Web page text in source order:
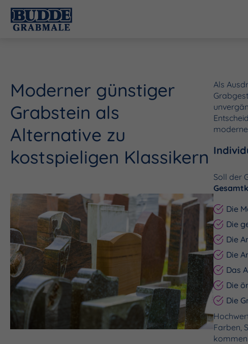
Moderner günstiger
Grabstein als
Alternative zu
kostspieligen Klassikern
Als
Soll der
Die
Die
Die
Die
Das
Die
Die
Farben,
kommen